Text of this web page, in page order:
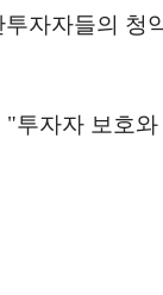
자자들의 청
자자 보호